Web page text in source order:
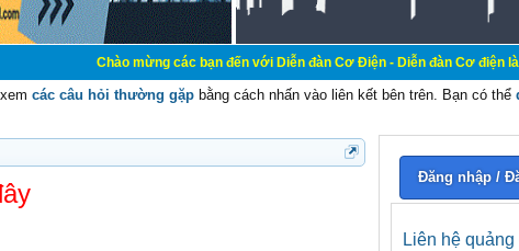
Chào mừng các bạn đến với Diễn đàn Cơ Điện - Diễn đàn Cơ điện là nơi chia
các câu hỏi thường gặp bằng cách nhấn vào liên kết bên trên. Bạn có thể
Đăng nhập /
Liên hệ quảng